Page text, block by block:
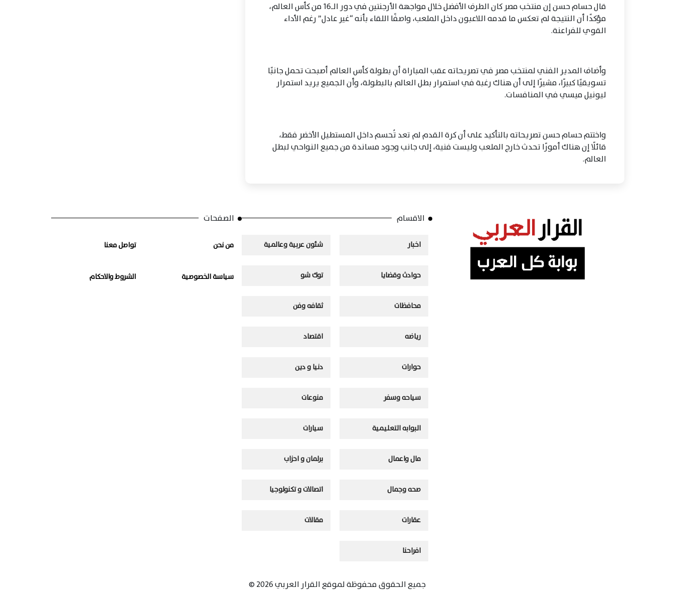
قال حسام حسن إن منتخب مصر كان الطرف الأفضل خلال مواجهة الأرجنتين في دور الـ16 من كأس العالم،
مؤكدًا أن النتيجة لم تعكس ما قدمه اللاعبون داخل الملعب، واصفًا اللقاء بأنه “غير عادل” رغم الأداء
القوي للفراعنة.
وأضاف المدير الفني لمنتخب مصر في تصريحاته عقب المباراة أن بطولة كأس العالم أصبحت تحمل جانبًا
تسويقيًا كبيرًا، مشيرًا إلى أن هناك رغبة في استمرار بطل العالم بالبطولة، وأن الجميع يريد استمرار
ليونيل ميسي في المنافسات.
واختتم حسام حسن تصريحاته بالتأكيد على أن كرة القدم لم تعد تُحسم داخل المستطيل الأخضر فقط،
قائلًا إن هناك أمورًا تحدث خارج الملعب وليست فنية، إلى جانب وجود مساندة من جميع النواحي لبطل
العالم.
الاقسام
اخبار شئون عربية وعالمية
حوادث وقضايا توك شو
محافظات ثقافه وفن
رياضه اقتصاد
حوارات دنيا و دين
سياحه وسفر منوعات
البوابه التعليمية سيارات
مال واعمال برلمان و احزاب
صحه وجمال اتصالات و تكنولوجيا
عقارات مقالات
افراحنا
الصفحات
من نحن تواصل معنا
سياسة الخصوصية الشروط والاحكام
جميع الحقوق محفوظة لموقع القرار العربي 2026 ©